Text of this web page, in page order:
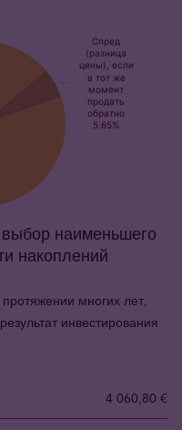
наименьшего
накоплений
многих лет,
инвестирования
4 060,80 €